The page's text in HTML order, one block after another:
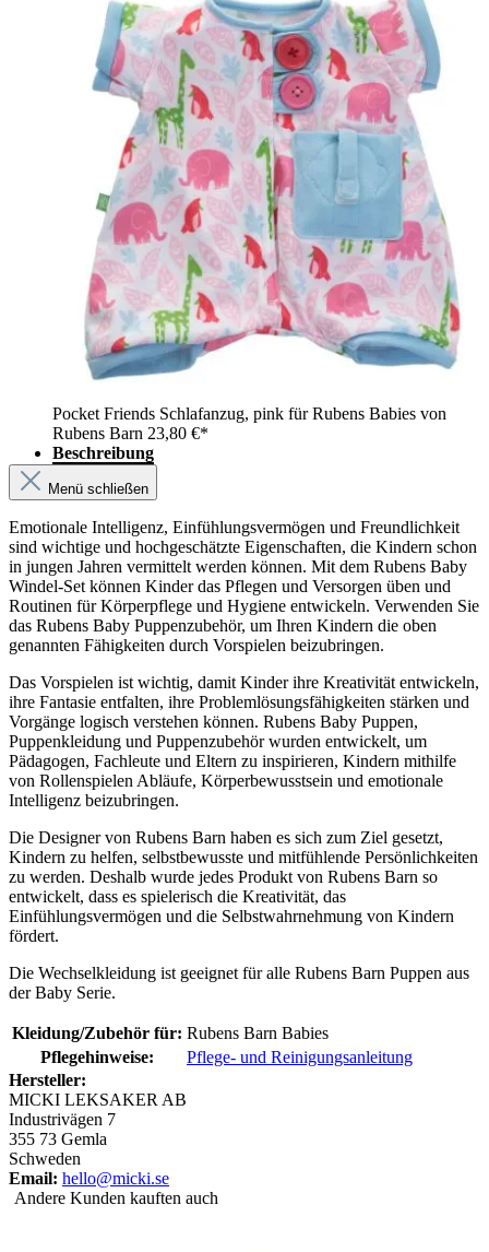
Pocket Friends Schlafanzug, pink für Rubens Babies von
Rubens Barn 23,80 €*
Beschreibung
Menü schließen
Emotionale Intelligenz, Einfühlungsvermögen und Freundlichkeit
sind wichtige und hochgeschätzte Eigenschaften, die Kindern schon
in jungen Jahren vermittelt werden können. Mit dem Rubens Baby
Windel-Set können Kinder das Pflegen und Versorgen üben und
Routinen für Körperpflege und Hygiene entwickeln. Verwenden Sie
das Rubens Baby Puppenzubehör, um Ihren Kindern die oben
genannten Fähigkeiten durch Vorspielen beizubringen.
Das Vorspielen ist wichtig, damit Kinder ihre Kreativität entwickeln,
ihre Fantasie entfalten, ihre Problemlösungsfähigkeiten stärken und
Vorgänge logisch verstehen können. Rubens Baby Puppen,
Puppenkleidung und Puppenzubehör wurden entwickelt, um
Pädagogen, Fachleute und Eltern zu inspirieren, Kindern mithilfe
von Rollenspielen Abläufe, Körperbewusstsein und emotionale
Intelligenz beizubringen.
Die Designer von Rubens Barn haben es sich zum Ziel gesetzt,
Kindern zu helfen, selbstbewusste und mitfühlende Persönlichkeiten
zu werden. Deshalb wurde jedes Produkt von Rubens Barn so
entwickelt, dass es spielerisch die Kreativität, das
Einfühlungsvermögen und die Selbstwahrnehmung von Kindern
fördert.
Die Wechselkleidung ist geeignet für alle Rubens Barn Puppen aus
der Baby Serie.
Kleidung/Zubehör für: Rubens Barn Babies
Pflegehinweise:
Pflege- und Reinigungsanleitung
Hersteller:
MICKI LEKSAKER AB
Industrivägen 7
355 73 Gemla
Schweden
Email: hello@micki.se
Andere Kunden kauften auch